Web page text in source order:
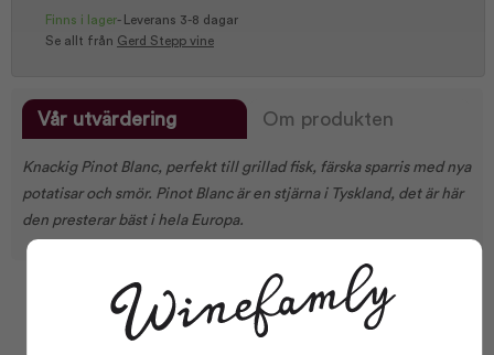
Finns i lager- Leverans 3-8 dagar
Se allt från Gerd Stepp vine
Vår utvärdering Om produkten
Knackig Pinot Blanc, perfekt till grillad fisk, färska sparris med nya
potatisar och smör. Pinot Blanc är en stjärna i Tyskland, det är här
den presterar bäst i hela Europa.
Facts